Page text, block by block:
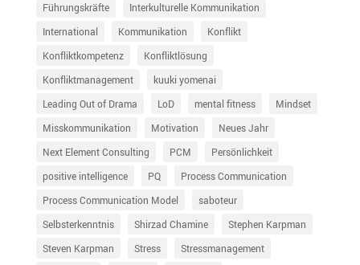
Führungskräfte
Interkulturelle Kommunikation
International
Kommunikation
Konflikt
Konfliktkompetenz
Konfliktlösung
Konfliktmanagement
kuuki yomenai
Leading Out of Drama
LoD mental fitness
Mindset
Misskommunikation
Motivation
Neues Jahr
Next Element Consulting
PCM
Persönlichkeit
positive intelligence
PQ
Process Communication
Process Communication Model
saboteur
Selbsterkenntnis
Shirzad Chamine
Stephen Karpman
Steven Karpman
Stress
Stressmanagement